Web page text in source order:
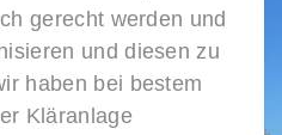
gerecht werden und
und diesen zu
haben bei bestem
Kläranlage